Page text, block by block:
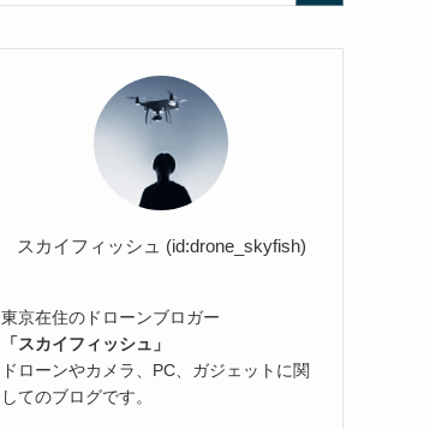
スカイフィッシュ (id:drone_skyfish)
東京在住のドローンブロガー
「スカイフィッシュ」
ドローンやカメラ、PC、ガジェットに関
してのブログです。